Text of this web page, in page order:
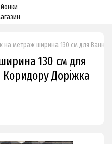
на метраж ширина 130 см для
130 см для
Коридору Доріжка